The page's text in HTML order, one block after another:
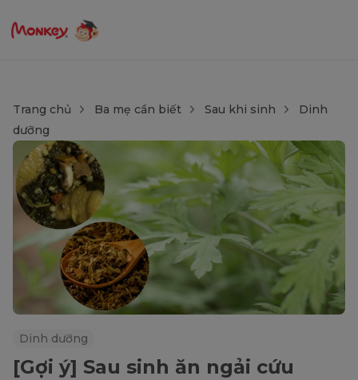
Trang chủ Ba mẹ cần biết Sau khi sinh
Dinh
dưỡng
Dinh dưỡng
[Gợi ý] Sau sinh ăn ngải cứu